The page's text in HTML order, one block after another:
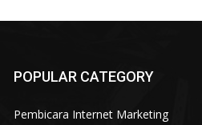
POPULAR CATEGORY
Pembicara Internet Marketing